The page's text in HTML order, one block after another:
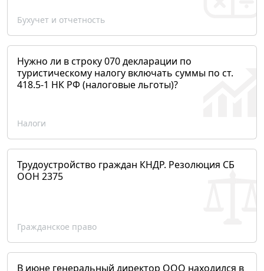
Бухучет и отчетность
Нужно ли в строку 070 декларации по
туристическому налогу включать суммы по ст.
418.5-1 НК РФ (налоговые льготы)?
Налоги
Трудоустройство граждан КНДР. Резолюция СБ
ООН 2375
Гражданское право
В июне генеральный директор ООО находился в